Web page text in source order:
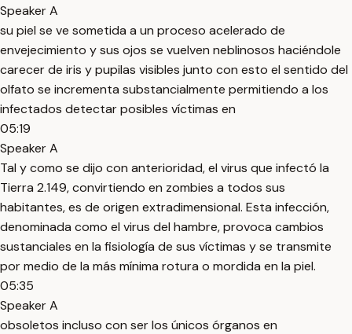
Speaker A
su piel se ve sometida a un proceso acelerado de
envejecimiento y sus ojos se vuelven neblinosos haciéndole
carecer de iris y pupilas visibles junto con esto el sentido del
olfato se incrementa substancialmente permitiendo a los
infectados detectar posibles víctimas en
05:19
Speaker A
Tal y como se dijo con anterioridad, el virus que infectó la
Tierra 2.149, convirtiendo en zombies a todos sus
habitantes, es de origen extradimensional. Esta infección,
denominada como el virus del hambre, provoca cambios
sustanciales en la fisiología de sus víctimas y se transmite
por medio de la más mínima rotura o mordida en la piel.
05:35
Speaker A
obsoletos incluso con ser los únicos órganos en